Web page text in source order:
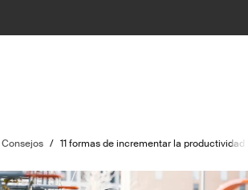
Consejos / 11 formas de incrementar la